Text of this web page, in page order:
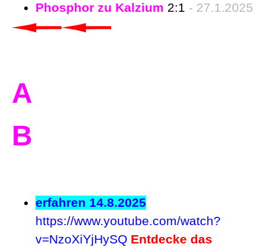
Phosphor zu Kalzium 2:1 - 27.1.2025
A
B
erfahren 14.8.2025
https://www.youtube.com/watch?
v=NzoXiYjHySQ Entdecke das